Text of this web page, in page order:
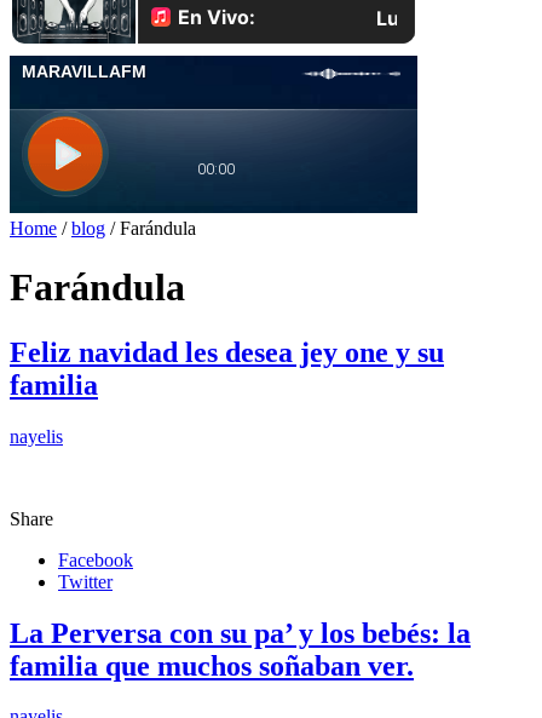
Home / blog / Farándula
Farándula
Feliz navidad les desea jey one y su
familia
nayelis
Share
Facebook
Twitter
La Perversa con su pa’ y los bebés: la
familia que muchos soñaban ver.